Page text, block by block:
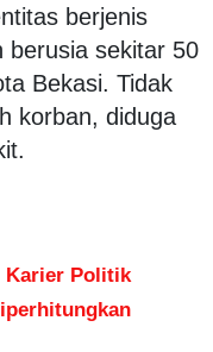
berjenis
berusia sekitar 50
Bekasi. Tidak
korban, diduga
Karier Politik